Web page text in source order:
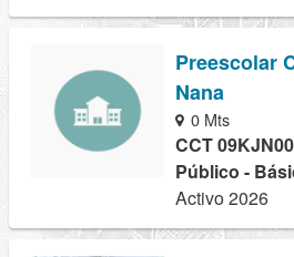
Preescolar
Nana
0 Mts
CCT
Público -
Activo 2026